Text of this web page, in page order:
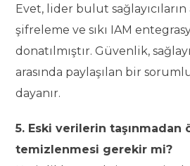
Evet, lider bulut
şifreleme ve sıkı IAM
donatılmıştır. Güvenlik,
arasında paylaşılan bir
dayanır.
5. Eski verilerin taşınmadan
temizlenmesi gerekir mi?